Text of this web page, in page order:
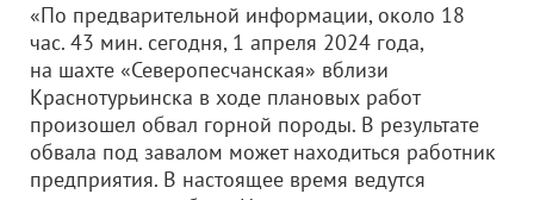
«По предварительной информации, около 18
час. 43 мин. сегодня, 1 апреля 2024 года,
на шахте «Северопесчанская» вблизи
Краснотурьинска в ходе плановых работ
произошел обвал горной породы. В результате
обвала под завалом может находиться работник
предприятия. В настоящее время ведутся